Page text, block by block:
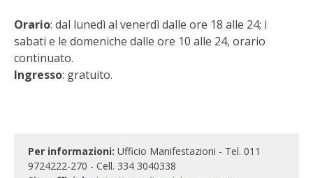
STIHL
BLUMEN
PELLENC
Orario: dal lunedì al venerdì dalle ore 18 alle 24; i
sabati e le domeniche dalle ore 10 alle 24, orario
continuato.
Ingresso: gratuito.
Per informazioni: Ufficio Manifestazioni - Tel. 011
9724222-270 - Cell. 334 3040338